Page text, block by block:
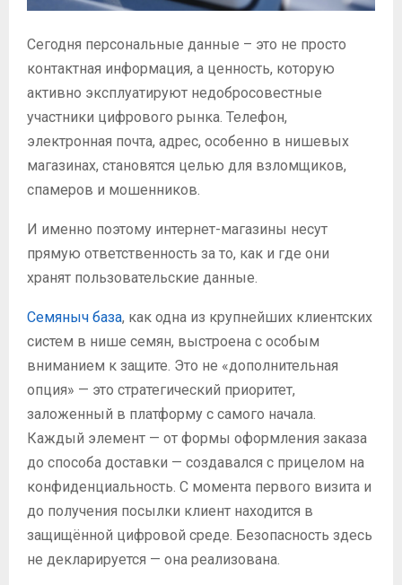
Сегодня персональные данные – это не просто
контактная информация, а ценность, которую
активно эксплуатируют недобросовестные
участники цифрового рынка. Телефон,
электронная почта, адрес, особенно в нишевых
магазинах, становятся целью для взломщиков,
спамеров и мошенников.
И именно поэтому интернет-магазины несут
прямую ответственность за то, как и где они
хранят пользовательские данные.
Семяныч база, как одна из крупнейших клиентских
систем в нише семян, выстроена с особым
вниманием к защите. Это не «дополнительная
опция» — это стратегический приоритет,
заложенный в платформу с самого начала.
Каждый элемент — от формы оформления заказа
до способа доставки — создавался с прицелом на
конфиденциальность. С момента первого визита и
до получения посылки клиент находится в
защищённой цифровой среде. Безопасность здесь
не декларируется — она реализована.